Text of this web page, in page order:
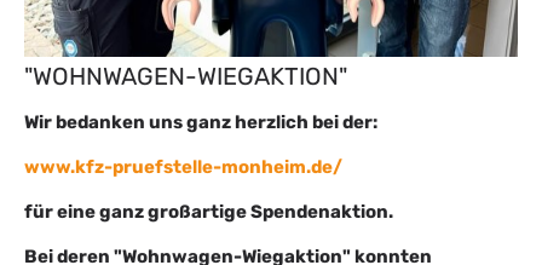
"WOHNWAGEN-WIEGAKTION"
Wir bedanken uns ganz herzlich bei der:
www.kfz-pruefstelle-monheim.de/
für eine ganz großartige Spendenaktion.
Bei deren "Wohnwagen-Wiegaktion" konnten